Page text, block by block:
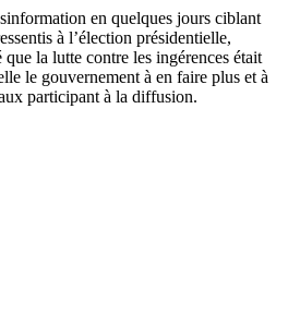
en quelques jours ciblant
à l’élection présidentielle,
la lutte contre les ingérences était
le gouvernement à en faire plus et à
participant à la diffusion.